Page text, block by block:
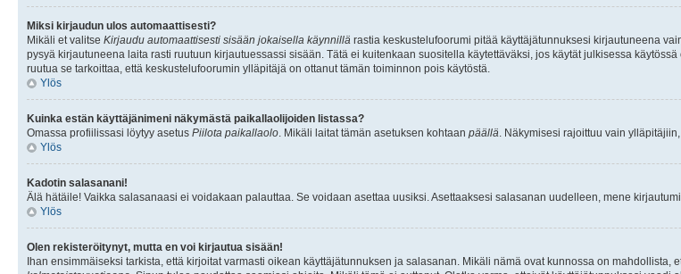
Miksi kirjaudun ulos automaattisesti?
Mikäli et valitse Kirjaudu automaattisesti sisään jokaisella käynnillä rastia keskustelufoorumi pitää käyttäjätunnuksesi kirjautuneena
pysyä kirjautuneena laita rasti ruutuun kirjautuessassi sisään. Tätä ei kuitenkaan suositella käytettäväksi, jos käytät julkisessa
ruutua se tarkoittaa, että keskustelufoorumin ylläpitäjä on ottanut tämän toiminnon pois käytöstä.
Ylös
Kuinka estän käyttäjänimeni näkymästä paikallaolijoiden listassa?
Omassa profiilissasi löytyy asetus Piilota paikallaolo . Mikäli laitat tämän asetuksen kohtaan päällä . Näkymisesi rajoittuu vain
Ylös
Kadotin salasanani!
Älä hätäile! Vaikka salasanaasi ei voidakaan palauttaa. Se voidaan asettaa uusiksi. Asettaaksesi salasanan uudelleen, mene
Ylös
Olen rekisteröitynyt, mutta en voi kirjautua sisään!
Ihan ensimmäiseksi tarkista, että kirjoitat varmasti oikean käyttäjätunnuksen ja salasanan. Mikäli nämä ovat kunnossa on